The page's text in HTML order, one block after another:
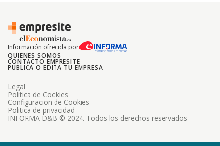
Información ofrecida por
QUIENES SOMOS
CONTACTO EMPRESITE
PUBLICA O EDITA TU EMPRESA
INFORMA D&B © 2024. Todos los derechos reservados
Legal
Politica de Cookies
Configuracion de Cookies
Politica de privacidad